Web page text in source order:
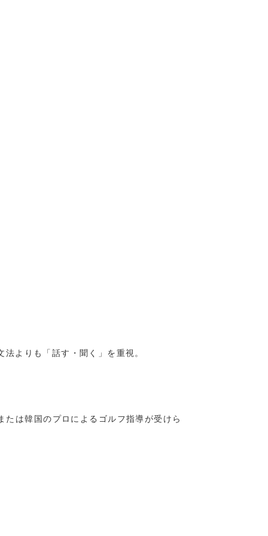
よりも「話す・聞く」を重視。
は韓国のプロによるゴルフ指導が受けら